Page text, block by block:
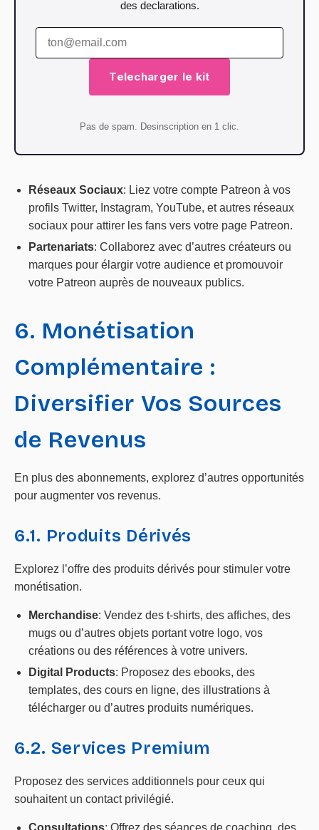
des declarations.
Telecharger le kit
Pas de spam. Desinscription en 1 clic.
Réseaux Sociaux: Liez votre compte Patreon à vos
profils Twitter, Instagram, YouTube, et autres réseaux
sociaux pour attirer les fans vers votre page Patreon.
Partenariats: Collaborez avec d’autres créateurs ou
marques pour élargir votre audience et promouvoir
votre Patreon auprès de nouveaux publics.
6. Monétisation
Complémentaire :
Diversifier Vos Sources
de Revenus
En plus des abonnements, explorez d’autres opportunités
pour augmenter vos revenus.
6.1. Produits Dérivés
Explorez l’offre des produits dérivés pour stimuler votre
monétisation.
Merchandise: Vendez des t-shirts, des affiches, des
mugs ou d’autres objets portant votre logo, vos
créations ou des références à votre univers.
Digital Products: Proposez des ebooks, des
templates, des cours en ligne, des illustrations à
télécharger ou d’autres produits numériques.
6.2. Services Premium
Proposez des services additionnels pour ceux qui
souhaitent un contact privilégié.